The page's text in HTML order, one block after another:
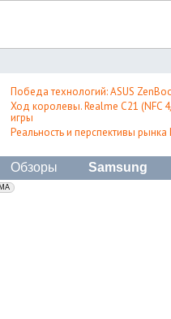
Победа технологий: ASUS
Ход королевы. Realme C21 (NFC
игры
Реальность и перспективы
Обзоры Samsung